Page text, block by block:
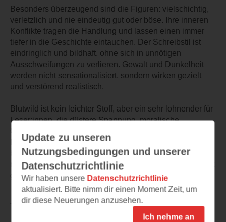
Besonders überzeugend sind die Figuren: vielschichtig,
verletzlich und nie eindeutig gut oder böse. Ihre inneren
Konflikte tragen die Handlung und lassen einen immer
tiefer in die Geschichte eintauchen. Der Schreibstil ist
eindringlich und bildhaft, ohne sich in unnötigen
Ausschweifungen zu verlieren. Gewalt und Dunkelheit
werden nicht sensationalisiert, sondern wirken gezielt
und verstörend realistisch.
Blutwild ist kein leichter Stoff, aber ein sehr lohnender für
Leser:innen, die düstere Spannung, moralische
Grauzonen und eine intensive Stimmung schätzen. Ein
Roman, der nachhallt, Fragen aufwirft und lange im Kopf
bleibt – definitiv nichts für zwischendurch, aber genau
richtig für alle, die Geschichten mögen, die unter die Haut
geht.
TEILEN
Update zu unseren
Nutzungsbedingungen und unserer
Datenschutzrichtlinie
Wir haben unsere Datenschutzrichtlinie
aktualisiert. Bitte nimm dir einen Moment Zeit, um
dir diese Neuerungen anzusehen.
Ich nehme an